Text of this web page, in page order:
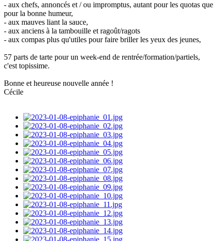
- aux chefs, annoncés et / ou impromptus, autant pour les quotas que
pour la bonne humeur,
- aux mauves liant la sauce,
- aux anciens à la tambouille et ragoût/ragots
- aux compas plus qu'utiles pour faire briller les yeux des jeunes,
57 parts de tarte pour un week-end de rentrée/formation/partiels,
c'est topissime.
Bonne et heureuse nouvelle année !
Cécile